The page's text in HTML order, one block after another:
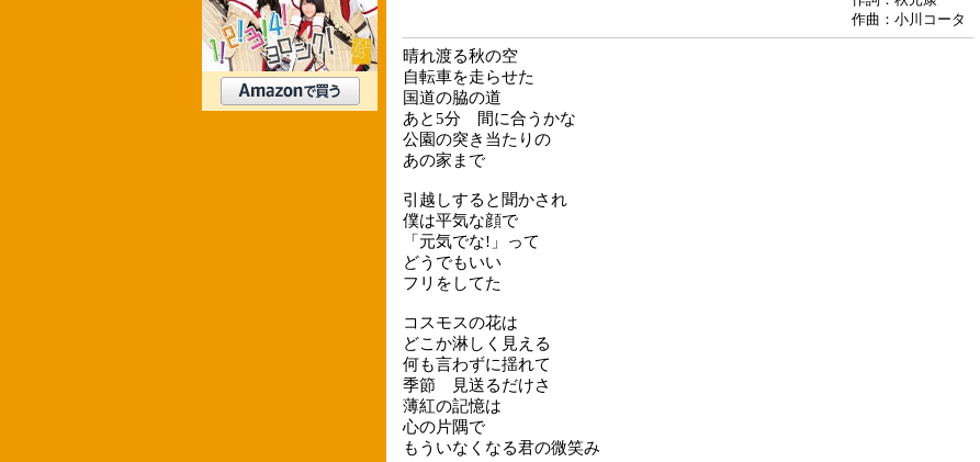
作曲：小川コータ
晴れ渡る秋の空
自転車を走らせた
国道の脇の道
あと5分 間に合うかな
公園の突き当たりの
あの家まで
引越しすると聞かされ
僕は平気な顔で
「元気でな!」って
どうでもいい
フリをしてた
コスモスの花は
どこか淋しく見える
何も言わずに揺れて
季節 見送るだけさ
薄紅の記憶は
心の片隅で
もういなくなる君の微笑み